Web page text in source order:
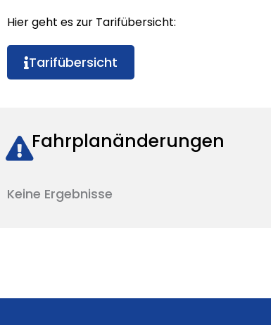
Hier geht es zur Tarifübersicht:
Tarifübersicht
Fahrplanänderungen
Keine Ergebnisse